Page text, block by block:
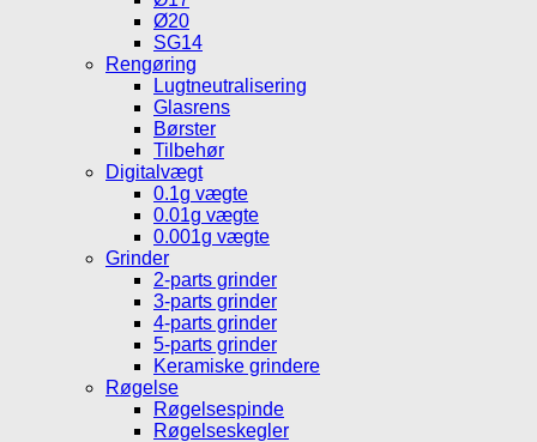
Ø20
SG14
Rengøring
Lugtneutralisering
Glasrens
Børster
Tilbehør
Digitalvægt
0.1g vægte
0.01g vægte
0.001g vægte
Grinder
2-parts grinder
3-parts grinder
4-parts grinder
5-parts grinder
Keramiske grindere
Røgelse
Røgelsespinde
Røgelseskegler